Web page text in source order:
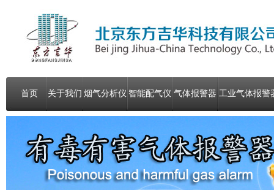
首页 关于我们 烟气分析仪 智能配气仪 气体报警器 工业气体报警